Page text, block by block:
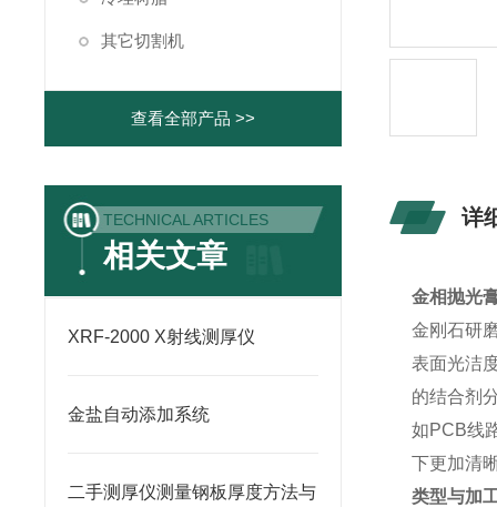
其它切割机
查看全部产品 >>
TECHNICAL ARTICLES
相关文章
XRF-2000 X射线测厚仪
金盐自动添加系统
二手测厚仪测量钢板厚度方法与
详
金相抛光
金刚石研
表面光洁
的结合剂
如PCB线
下更加清
类型与加